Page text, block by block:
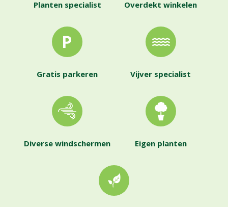
Planten specialist Overdekt winkelen
Gratis parkeren Vijver specialist
Diverse windschermen Eigen planten